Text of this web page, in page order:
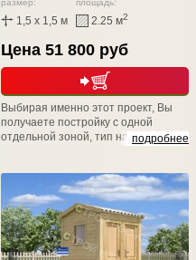
1,5 x 1,5 м 2.25 м2
Цена 51 800 руб
подробнее
Выбирая именно этот проект, Вы
получаете постройку с одной
отдельной зоной, тип на выбор:
который покоряет своими
функциональными возможностями.
Любая размерная линейка.
Имеется возможность установки
душевой кабины, электрики,
линолеума и т.д.